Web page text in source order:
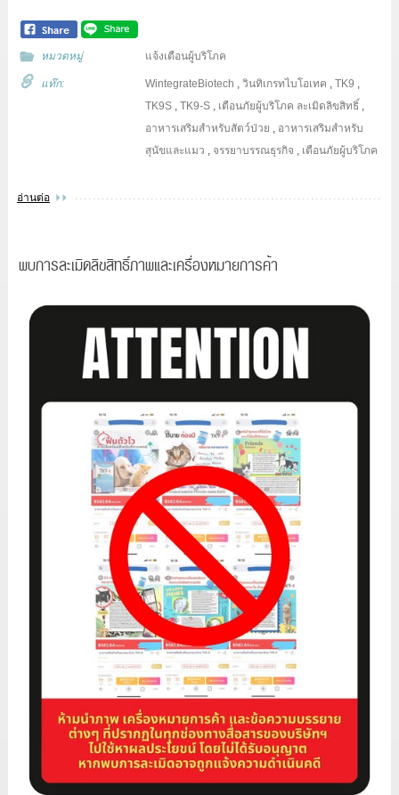
หมวดหมู่ แจ้งเตือนผู้บริโภค
แท๊ก: WintegrateBiotech ,วินทิเกรทไบโอเทค ,TK9
TK9S ,TK9-S เตือนภัยผู้บริโภค ละเมิดลิขสิทธิ์
อาหารเสริมสำหรับสัตว์ป่วย
อาหารเสริมสำหรับ
สุนัขและแมว
จรรยาบรรณธุรกิจ เตือนภัยผู้บริโภค
อ่านต่อ
พบการละเมิดลิขสิทธิ์ภาพและเครื่องหมายการค้า